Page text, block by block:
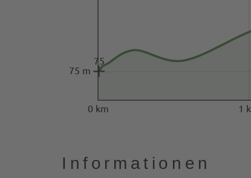
0 km 1
75 m
75
Informationen